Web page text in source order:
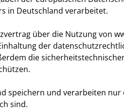
in Deutschland verarbeitet.
über die Nutzung von
der
die
speichern und verarbeiten
sind.